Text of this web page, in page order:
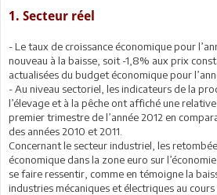
1. Secteur réel
- Le taux de croissance économique pour
nouveau à la baisse, soit -1,8% aux prix
actualisées du budget économique pour
- Au niveau sectoriel, les indicateurs de la
l’élevage et à la pêche ont affiché une
premier trimestre de l’année 2012 en
des années 2010 et 2011.
Concernant le secteur industriel, les
économique dans la zone euro sur
se faire ressentir, comme en témoigne la
industries mécaniques et électriques au